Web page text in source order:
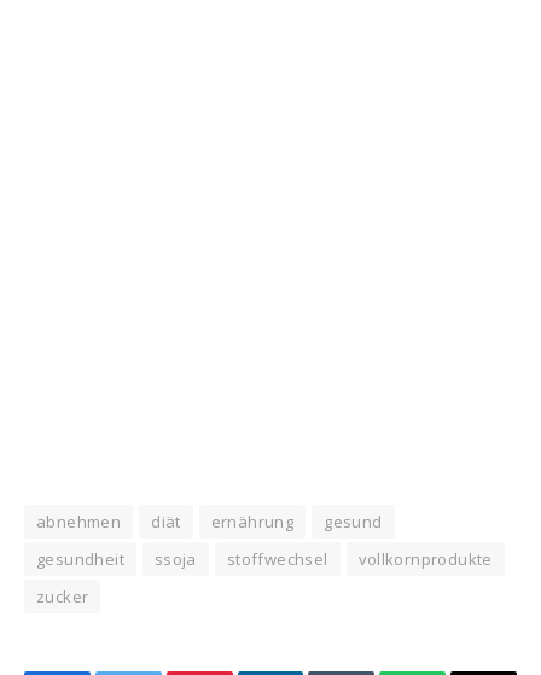
abnehmen diät ernährung
gesund
gesundheit
ssoja stoffwechsel
vollkornprodukte
zucker